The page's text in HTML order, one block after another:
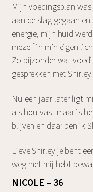
‌Mijn voedingsplan
aan de slag gegaan
energie, mijn huid
mezelf in m’n eigen
Zo bijzonder wat
gesprekken met Shirley.‌
Nu een jaar later ligt
als hou vast maar is
blijven en daar ben ik
Lieve Shirley je bent
weg met mij hebt
NICOLE – 36